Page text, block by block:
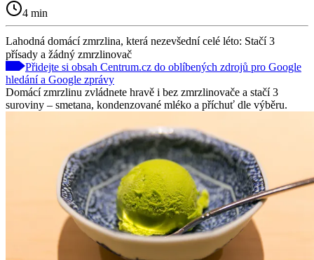
4 min
Lahodná domácí zmrzlina, která nezevšední celé léto: Stačí 3
přísady a žádný zmrzlinovač
Přidejte si obsah Centrum.cz do oblíbených zdrojů pro Google
hledání a Google zprávy
Domácí zmrzlinu zvládnete hravě i bez zmrzlinovače a stačí 3
suroviny – smetana, kondenzované mléko a příchuť dle výběru.